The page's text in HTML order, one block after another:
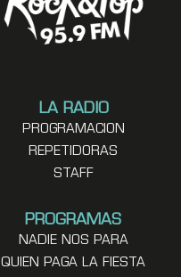
LA RADIO
PROGRAMACION
REPETIDORAS
STAFF
PROGRAMAS
NADIE NOS PARA
QUIEN PAGA LA FIESTA